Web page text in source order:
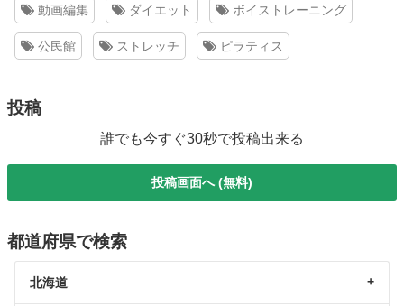
動画編集 ダイエット ボイストレーニング
公民館 ストレッチ ピラティス
投稿
誰でも今すぐ30秒で投稿出来る
投稿画面へ (無料)
都道府県で検索
北海道